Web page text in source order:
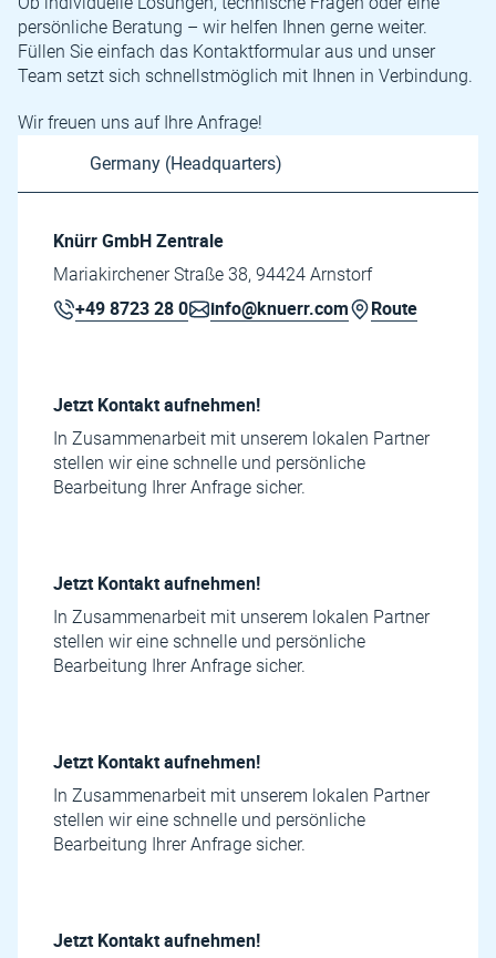
persönliche Beratung – wir helfen Ihnen gerne weiter.
Füllen Sie einfach das Kontaktformular aus und unser
Team setzt sich schnellstmöglich mit Ihnen in Verbindung.
Wir freuen uns auf Ihre Anfrage!
Knürr GmbH Zentrale
Mariakirchener Straße 38, 94424 Arnstorf
+49 8723 28 0 info@knuerr.com Route
Jetzt Kontakt aufnehmen!
In Zusammenarbeit mit unserem lokalen Partner
stellen wir eine schnelle und persönliche
Bearbeitung Ihrer Anfrage sicher.
Jetzt Kontakt aufnehmen!
In Zusammenarbeit mit unserem lokalen Partner
stellen wir eine schnelle und persönliche
Bearbeitung Ihrer Anfrage sicher.
Jetzt Kontakt aufnehmen!
In Zusammenarbeit mit unserem lokalen Partner
stellen wir eine schnelle und persönliche
Bearbeitung Ihrer Anfrage sicher.
Jetzt Kontakt aufnehmen!